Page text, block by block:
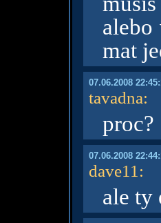
mat
07.06.2008
tavadna:
proc?
07.06.2008
dave11 :
ale ty